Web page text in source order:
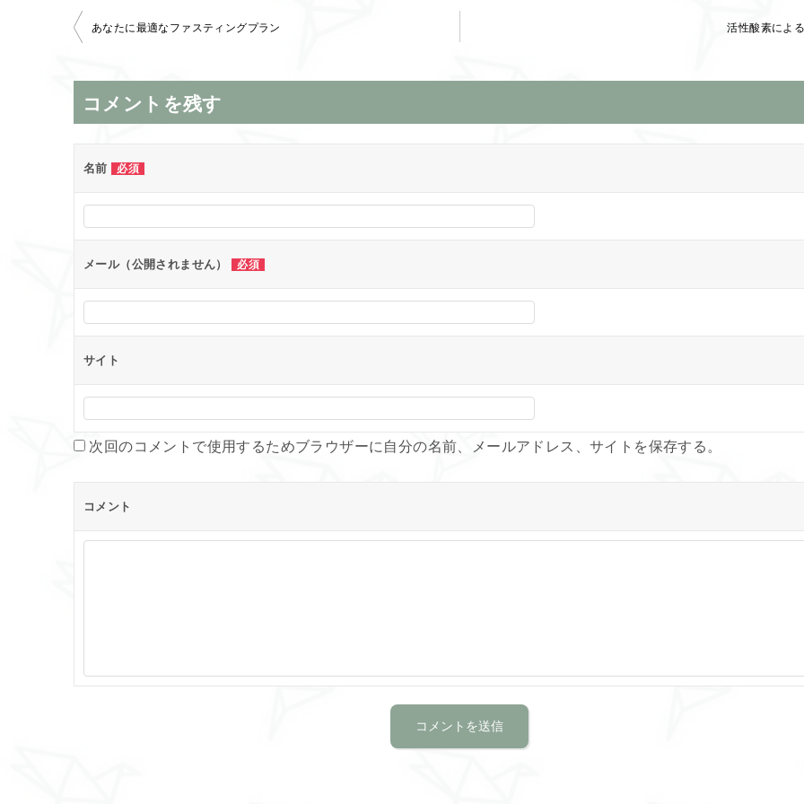
投
ナ
ビ
ー
ョ
ン
あなたに最適なファスティングプラン 活性酸素によ
コメントを残す
名前 必須
メール（公開されません） 必須
サイト
次回のコメントで使用するためブラウザーに自分の名前、メールアドレス、サイトを保存する。
コメント